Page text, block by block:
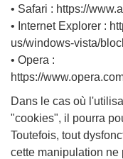
• Safari : https://
• Internet Explorer :
us/windows-vista/
• Opera :
https://
Dans le cas où
"cookies", il pourra
Toutefois, tout
cette manipulation ne